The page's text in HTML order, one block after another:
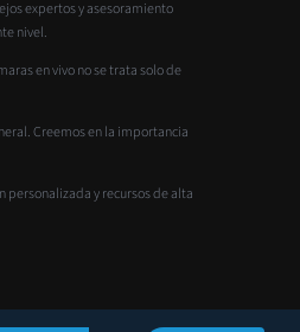
expertos y asesoramiento
nivel.
en vivo no se trata solo de
Creemos en la importancia
personalizada y recursos de alta